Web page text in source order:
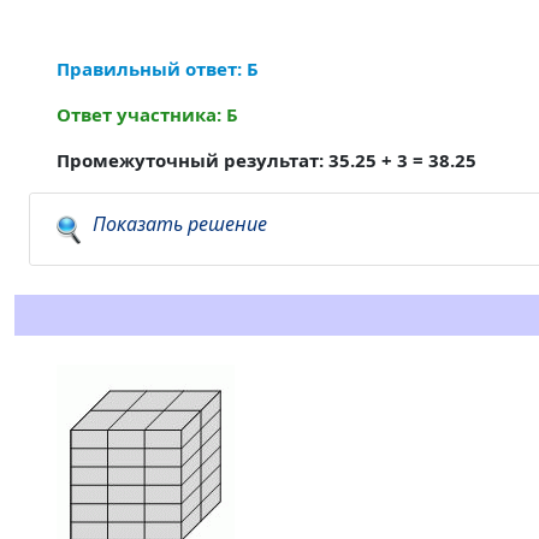
Правильный ответ: Б
Ответ участника: Б
Промежуточный результат: 35.25 + 3 = 38.25
Показать решение